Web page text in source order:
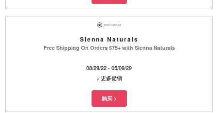
Sienna Naturals
Free Shipping On Orders $75+ with Sienna Naturals
08/29/22 - 05/09/29
> 更多促销